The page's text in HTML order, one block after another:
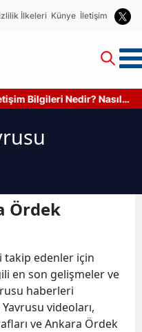
İlkeleri Künye İletişim
Bilgileri Nedir? Nasıl
Ördek
takip edenler için
en son gelişmeler ve
haberleri
videoları,
ve Ankara Ördek